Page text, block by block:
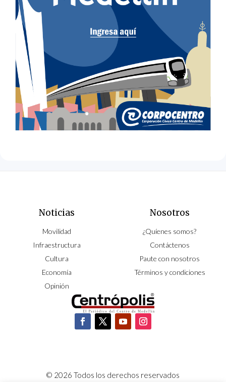
Noticias
Movilidad
Infraestructura
Cultura
Economía
Opinión
Nosotros
¿Quíenes somos?
Contáctenos
Paute con nosotros
Términos y condiciones
© 2026 Todos los derechos reservados